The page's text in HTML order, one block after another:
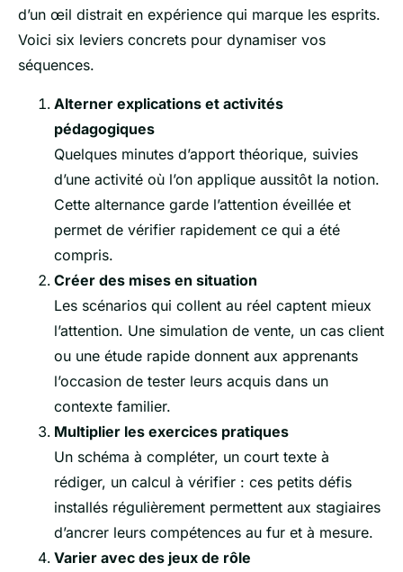
d’un œil distrait en expérience qui marque les esprits.
Voici six leviers concrets pour dynamiser vos
séquences.
Alterner explications et activités
pédagogiques
Quelques minutes d’apport théorique, suivies
d’une activité où l’on applique aussitôt la notion.
Cette alternance garde l’attention éveillée et
permet de vérifier rapidement ce qui a été
compris.
Créer des mises en situation
Les scénarios qui collent au réel captent mieux
l’attention. Une simulation de vente, un cas client
ou une étude rapide donnent aux apprenants
l’occasion de tester leurs acquis dans un
contexte familier.
Multiplier les exercices pratiques
Un schéma à compléter, un court texte à
rédiger, un calcul à vérifier : ces petits défis
installés régulièrement permettent aux stagiaires
d’ancrer leurs compétences au fur et à mesure.
Varier avec des jeux de rôle